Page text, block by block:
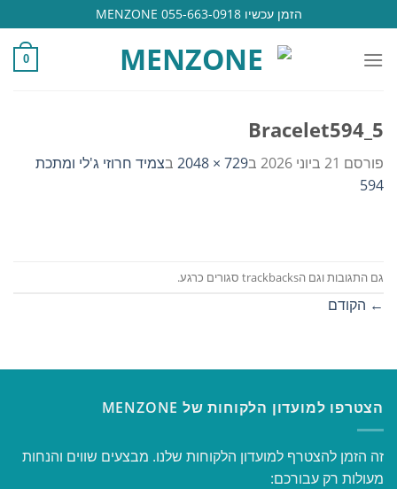
to
content
הזמן עכשיו 055-663-0918 MENZONE
0
Bracelet594_5
פורסם 21 ביוני 2026 ב729 × 2048 בצמיד חרוזי ג'לי ומתכת
594
גם התגובות וגם הtrackbacks סגורים כרגע.
← הקודם
הצטרפו למועדון הלקוחות של MENZONE
זה הזמן להצטרף למועדון הלקוחות שלנו. מבצעים שווים והנחות
מעולות רק עבורכם: